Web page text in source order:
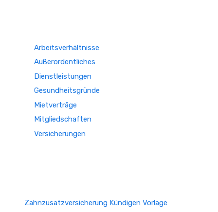
Arbeitsverhältnisse
Außerordentliches
Dienstleistungen
Gesundheitsgründe
Mietverträge
Mitgliedschaften
Versicherungen
Zahnzusatzversicherung Kündigen Vorlage